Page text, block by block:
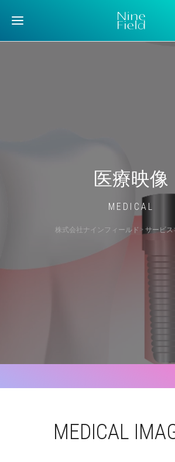
医療映像
MEDICAL
株式会社ナインフィールド >サービス
MEDICAL